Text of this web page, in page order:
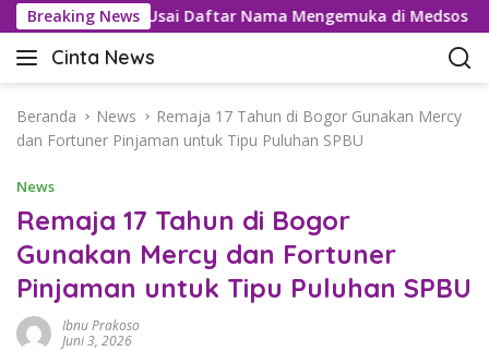
a
Breaking News
Usai Daftar Nama Mengemuka di Medsos
Cinta News
C
n
t
N
e
w
s
–
K
a
Beranda News
Remaja 17 Tahun di Bogor Gunakan Mercy
dan Fortuner Pinjaman untuk Tipu Puluhan SPBU
News
Remaja 17 Tahun di Bogor
Gunakan Mercy dan Fortuner
Pinjaman untuk Tipu Puluhan SPBU
Ibnu Prakoso
Juni 3, 2026